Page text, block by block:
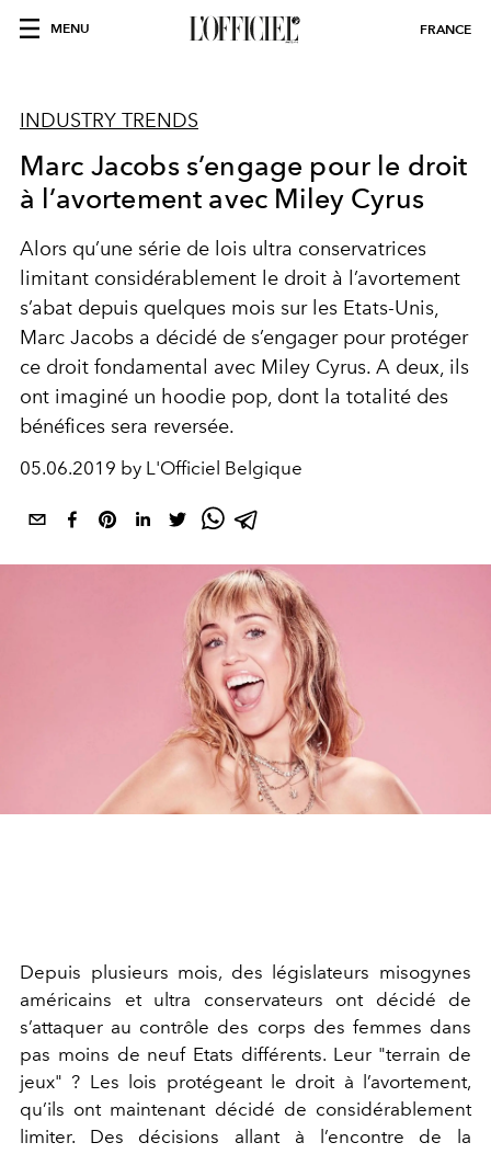
MENU FRANCE
INDUSTRY TRENDS
Marc Jacobs s’engage pour le droit
à l’avortement avec Miley Cyrus
Alors qu’une série de lois ultra conservatrices
limitant considérablement le droit à l’avortement
s’abat depuis quelques mois sur les Etats-Unis,
Marc Jacobs a décidé de s’engager pour protéger
ce droit fondamental avec Miley Cyrus. A deux, ils
ont imaginé un hoodie pop, dont la totalité des
bénéfices sera reversée.
05.06.2019 by L'Officiel Belgique
Depuis plusieurs mois, des législateurs misogynes
américains et ultra conservateurs ont décidé de
s’attaquer au contrôle des corps des femmes dans
pas moins de neuf Etats différents. Leur "terrain de
jeux" ? Les lois protégeant le droit à l’avortement,
qu’ils ont maintenant décidé de considérablement
limiter. Des décisions allant à l’encontre de la